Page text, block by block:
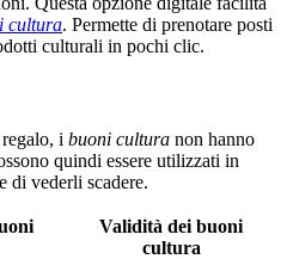
cultura. Permette di prenotare posti
culturali in pochi clic.
i buoni cultura non hanno
quindi essere utilizzati in
di vederli scadere.
Validità dei buoni
cultura